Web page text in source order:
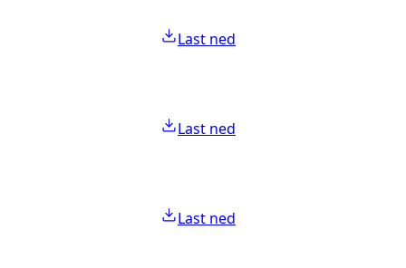
Last ned
Last ned
Last ned